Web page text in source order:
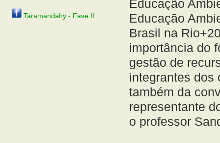
Taramandahy - Fase II
Educação
Educação
Brasil na
importância do
gestão de
integrantes dos
também da
representante
o professor